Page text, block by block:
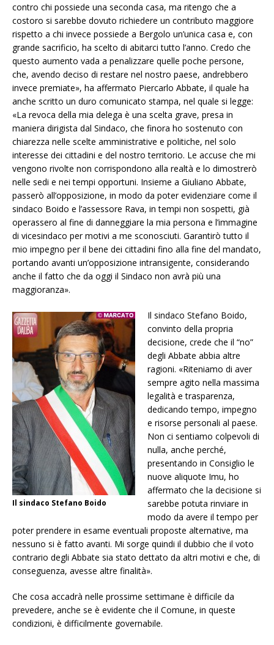
contro chi possiede una seconda casa, ma ritengo che a
costoro si sarebbe dovuto richiedere un contributo maggiore
rispetto a chi invece possiede a Bergolo un’unica casa e, con
grande sacrificio, ha scelto di abitarci tutto l’anno. Credo che
questo aumento vada a penalizzare quelle poche persone,
che, avendo deciso di restare nel nostro paese, andrebbero
invece premiate», ha affermato Piercarlo Abbate, il quale ha
anche scritto un duro comunicato stampa, nel quale si legge:
«La revoca della mia delega è una scelta grave, presa in
maniera dirigista dal Sindaco, che finora ho sostenuto con
chiarezza nelle scelte amministrative e politiche, nel solo
interesse dei cittadini e del nostro territorio. Le accuse che mi
vengono rivolte non corrispondono alla realtà e lo dimostrerò
nelle sedi e nei tempi opportuni. Insieme a Giuliano Abbate,
passerò all’opposizione, in modo da poter evidenziare come il
sindaco Boido e l’assessore Rava, in tempi non sospetti, già
operassero al fine di danneggiare la mia persona e l’immagine
di vicesindaco per motivi a me sconosciuti. Garantirò tutto il
mio impegno per il bene dei cittadini fino alla fine del mandato,
portando avanti un’opposizione intransigente, considerando
anche il fatto che da oggi il Sindaco non avrà più una
maggioranza».
Il sindaco Stefano Boido
Il sindaco Stefano Boido,
convinto della propria
decisione, crede che il “no”
degli Abbate abbia altre
ragioni. «Riteniamo di aver
sempre agito nella massima
legalità e trasparenza,
dedicando tempo, impegno
e risorse personali al paese.
Non ci sentiamo colpevoli di
nulla, anche perché,
presentando in Consiglio le
nuove aliquote Imu, ho
affermato che la decisione si
sarebbe potuta rinviare in
modo da avere il tempo per
poter prendere in esame eventuali proposte alternative, ma
nessuno si è fatto avanti. Mi sorge quindi il dubbio che il voto
contrario degli Abbate sia stato dettato da altri motivi e che, di
conseguenza, avesse altre finalità».
Che cosa accadrà nelle prossime settimane è difficile da
prevedere, anche se è evidente che il Comune, in queste
condizioni, è difficilmente governabile.